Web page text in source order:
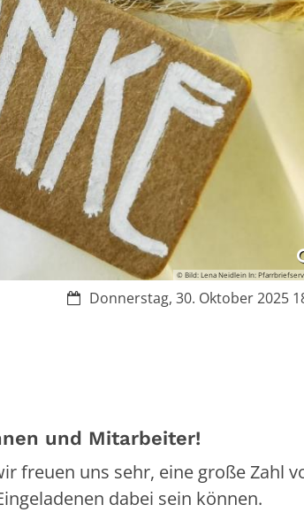
© Bild: Lena Neidlein In:
Datum:Donnerstag, 30. Oktober 2025
und Mitarbeiter!
freuen uns sehr, eine große Zahl
dabei sein können.